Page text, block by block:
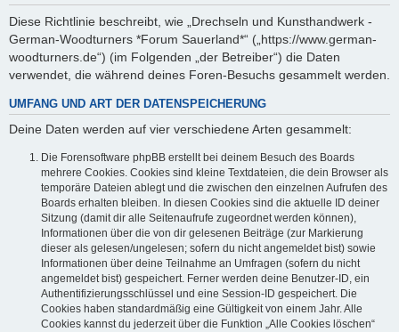
Diese Richtlinie beschreibt, wie „Drechseln und Kunsthandwerk -
German-Woodturners *Forum Sauerland*“ („https://www.german-
woodturners.de“) (im Folgenden „der Betreiber“) die Daten
verwendet, die während deines Foren-Besuchs gesammelt werden.
UMFANG UND ART DER DATENSPEICHERUNG
Deine Daten werden auf vier verschiedene Arten gesammelt:
Die Forensoftware phpBB erstellt bei deinem Besuch des Boards
mehrere Cookies. Cookies sind kleine Textdateien, die dein Browser als
temporäre Dateien ablegt und die zwischen den einzelnen Aufrufen des
Boards erhalten bleiben. In diesen Cookies sind die aktuelle ID deiner
Sitzung (damit dir alle Seitenaufrufe zugeordnet werden können),
Informationen über die von dir gelesenen Beiträge (zur Markierung
dieser als gelesen/ungelesen; sofern du nicht angemeldet bist) sowie
Informationen über deine Teilnahme an Umfragen (sofern du nicht
angemeldet bist) gespeichert. Ferner werden deine Benutzer-ID, ein
Authentifizierungsschlüssel und eine Session-ID gespeichert. Die
Cookies haben standardmäßig eine Gültigkeit von einem Jahr. Alle
Cookies kannst du jederzeit über die Funktion „Alle Cookies löschen“